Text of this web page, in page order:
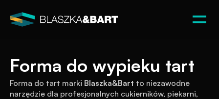
Forma do wypieku tart
Forma do tart marki Blaszka&Bart to niezawodne
narzędzie dla profesjonalnych cukierników, piekarni,